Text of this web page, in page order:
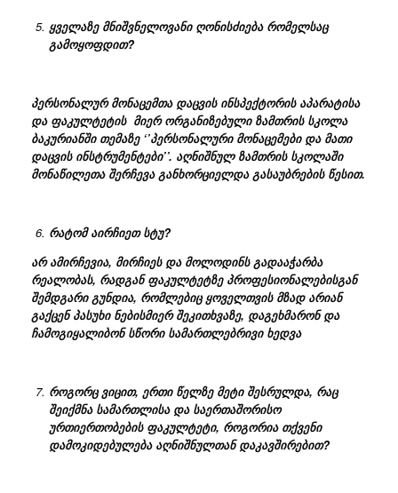
ყველაზე მნიშვნელოვანი ღონისძიება რომელსაც
გამოყოფდით?
პერსონალურ მონაცემთა დაცვის ინსპექტორის აპარატისა
და ფაკულტეტის მიერ ორგანიზებული ზამთრის სკოლა
ბაკურიანში თემაზე ‘’პერსონალური მონაცემები და მათი
დაცვის ინსტრუმენტები’’. აღნიშნულ ზამთრის სკოლაში
მონაწილეთა შერჩევა განხორციელდა გასაუბრების წესით.
რატომ აირჩიეთ სტუ?
არ ამირჩევია, მირჩიეს და მოლოდინს გადააჭარბა
რეალობას, რადგან ფაკულტეტზე პროფესიონალებისგან
შემდგარი გუნდია, რომლებიც ყოველთვის მზად არიან
გაქცენ პასუხი ნებისმიერ შეკითხვაზე, დაგეხმარონ და
ჩამოგიყალიბონ სწორი სამართლებრივი ხედვა
როგორცვიცით, ერთი წელზე მეტი შესრულდა, რაც
შეიქმნა სამართლისა და საერთაშორისო
ურთიერთობების ფაკულტეტი, როგორია თქვენი
დამოკიდებულება აღნიშნულთან დაკავშირებით?